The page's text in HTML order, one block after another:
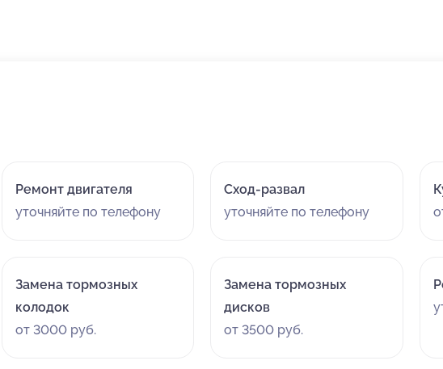
Ремонт двигателя
уточняйте по телефону
Сход-развал
уточняйте по телефону
Замена тормозных
колодок
от 3000 руб.
Замена тормозных
дисков
от 3500 руб.